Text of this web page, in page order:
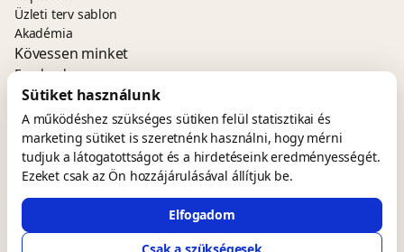
Üzleti terv sablon
Akadémia
Kövessen minket
Facebook
LinkedIn
Kapcsolat
+36 30 606 7110
iroda@myconcept.hu
1024 Budapest,
Margit krt. 43-45. II. emelet 6.
Sütiket használunk
A működéshez szükséges sütiken felül statisztikai és
marketing sütiket is szeretnénk használni, hogy mérni
tudjuk a látogatottságot és a hirdetéseink eredményességét.
Ezeket csak az Ön hozzájárulásával állítjuk be.
Elfogadom